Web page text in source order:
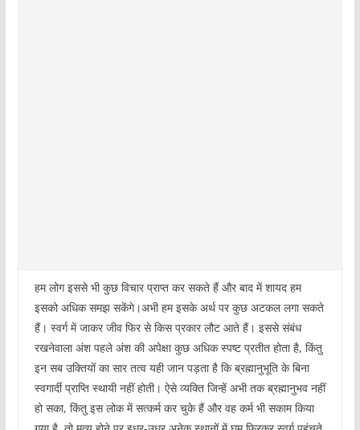
हम लोग इससे भी कुछ विचार प्राप्त कर सकते हैं और बाद में शायद हम
इसको अधिक समझ सकेंगे।अभी हम इसके अर्थ पर कुछ अटकल लगा सकते
हैं। स्वर्ग में जाकर जीव फिर से किस प्रकार लौट आते हैं। इससे संबंध
रखनेवाला अंश पहले अंश की अपेक्षा कुछ अधिक स्पष्ट प्रतीत होता है, किंतु
इन सब उक्तियों का सार तत्व यही जान पड़ता है कि ब्रह्मानुभूति के बिना
स्वगार्दी प्राप्ति स्थायी नहीं होती। ऐसे व्यक्ति जिन्हें अभी तक ब्रह्मानुभव नहीं
हो सका, किंतु इस लोक में सत्कर्म कर चुके हैं और वह कर्म भी सकाम किया